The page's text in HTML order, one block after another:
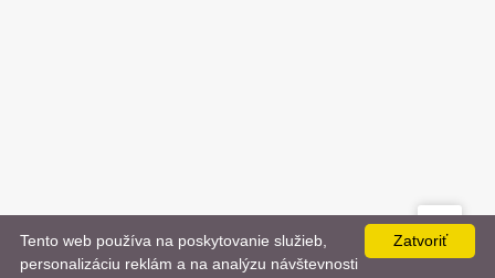
created bydanielhrenak.sk
Zatvoriť
Tento web používa na poskytovanie služieb,
personalizáciu reklám a na analýzu návštevnosti